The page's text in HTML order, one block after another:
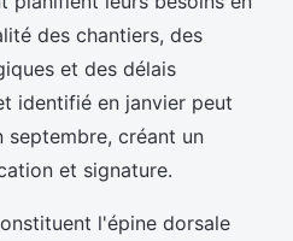
des chantiers, des
et des délais
identifié en janvier peut
septembre, créant un
et signature.
l'épine dorsale